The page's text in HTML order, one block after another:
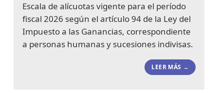
Escala de alícuotas vigente para el período
fiscal 2026 según el artículo 94 de la Ley del
Impuesto a las Ganancias, correspondiente
a personas humanas y sucesiones indivisas.
LEER MÁS →